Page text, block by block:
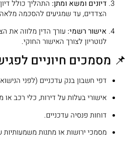
דיונים ומשא ומתן: התהליך כולל
הצדדים, עד שמגיעים להסכמה
אישור רשמי: עורך הדין מלווה את
לנוטריון לצורך האישור החוקי.
📌 מסמכים חיוניים
דפי חשבון בנק עדכניים (לפני
אישורי בעלות על דירות, כלי רכב או
דוחות פנסיה עדכניים.
מסמכי ירושות או מתנות